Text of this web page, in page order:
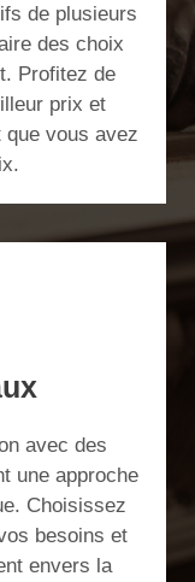
de plusieurs
des choix
Profitez de
prix et
vous avez
avec des
une approche
Choisissez
besoins et
envers la